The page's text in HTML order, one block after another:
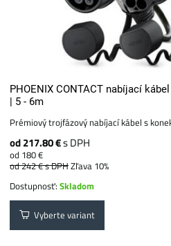
PHOENIX CONTACT nabíjací
| 5 - 6m
Prémiový trojfázový nabíjací kábel s
od 217.80 €s DPH
od 180 €
od 242 €s DPHZľava 10%
Dostupnosť:Skladom
Vyberte variant